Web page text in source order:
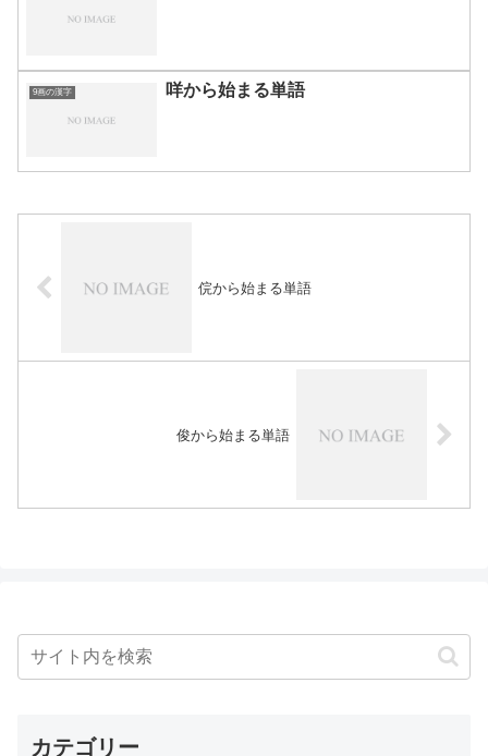
9画の漢字 咩から始まる単語
俒から始まる単語
俊から始まる単語
カテゴリー